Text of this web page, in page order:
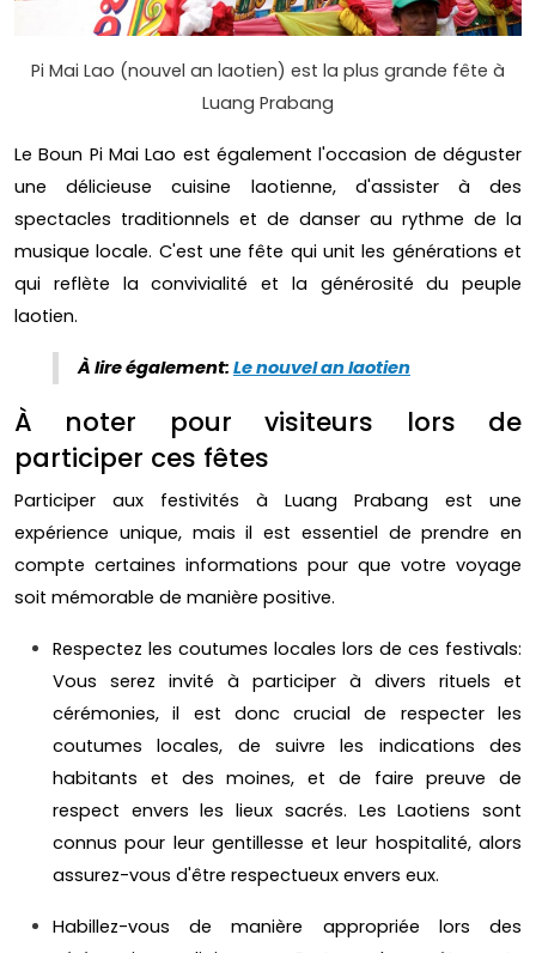
Pi Mai Lao (nouvel an laotien) est la plus grande fête à
Luang Prabang
Le Boun Pi Mai Lao est également l'occasion de déguster
une délicieuse cuisine laotienne, d'assister à des
spectacles traditionnels et de danser au rythme de la
musique locale. C'est une fête qui unit les générations et
qui reflète la convivialité et la générosité du peuple
laotien.
À lire également: Le nouvel an laotien
À noter pour visiteurs lors de
participer ces fêtes
Participer aux festivités à Luang Prabang est une
expérience unique, mais il est essentiel de prendre en
compte certaines informations pour que votre voyage
soit mémorable de manière positive.
Respectez les coutumes locales lors de ces festivals:
Vous serez invité à participer à divers rituels et
cérémonies, il est donc crucial de respecter les
coutumes locales, de suivre les indications des
habitants et des moines, et de faire preuve de
respect envers les lieux sacrés. Les Laotiens sont
connus pour leur gentillesse et leur hospitalité, alors
assurez-vous d'être respectueux envers eux.
Habillez-vous de manière appropriée lors des